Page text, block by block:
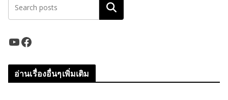
ค้นหา
YouTube Facebook
อ่านเรื่องอื่นๆเพิ่มเติม